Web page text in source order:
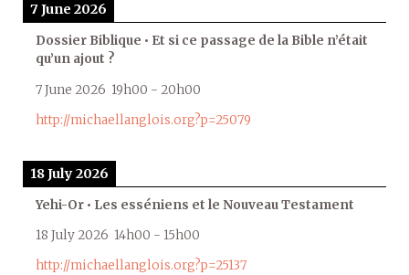
7 June 2026
Dossier Biblique • Et si ce passage de la Bible n’était
qu’un ajout ?
7 June 2026 19h00 - 20h00
http://michaellanglois.org?p=25079
18 July 2026
Yehi-Or • Les esséniens et le Nouveau Testament
18 July 2026 14h00 - 15h00
http://michaellanglois.org?p=25137